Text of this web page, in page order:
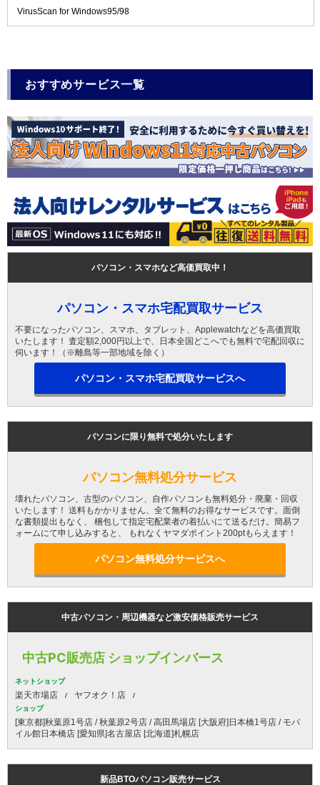
VirusScan for Windows95/98
おすすめサービス一覧
パソコン・スマホなど高価買取中！
パソコン・スマホ宅配買取サービス
不要になったパソコン、スマホ、タブレット、Applewatchなどを高価買取
いたします！ 査定額2,000円以上で、日本全国どこへでも無料で宅配回収に
伺います！（※離島等一部地域を除く）
パソコン・スマホ宅配買取サービスへ
パソコンに限り無料で処分いたします
パソコン無料処分サービス
壊れたパソコン、古型のパソコン、自作パソコンも無料処分・廃棄・回収
いたします！ 送料もかかりません、全て無料のお得なサービスです。面倒
な書類提出もなく、 梱包して指定宅配業者の着払いにて送るだけ。簡易フ
ォームにて申し込みすると、 もれなくヤマダポイント200ptもらえます！
パソコン無料処分サービスへ
中古パソコン・周辺機器など激安価格販売サービス
中古PC販売店 ショップインバース
ネットショップ
楽天市場店 ヤフオク！店
ショップ
[東京都]秋葉原1号店 / 秋葉原2号店 / 高田馬場店 [大阪府]日本橋1号店 / モバ
イル館日本橋店 [愛知県]名古屋店 [北海道]札幌店
新品BTOパソコン販売サービス